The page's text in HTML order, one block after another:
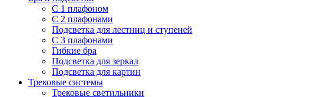
С 1 плафоном
С 2 плафонами
Подсветка для лестниц и ступеней
С 3 плафонами
Гибкие бра
Подсветка для зеркал
Подсветка для картин
Трековые системы
Трековые светильники